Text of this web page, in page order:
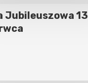
Jubileuszowa 13